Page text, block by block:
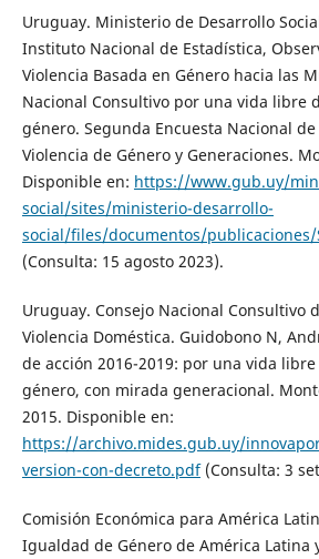
Uruguay. Ministerio de Desarrollo
Instituto Nacional de Estadística,
Violencia Basada en Género hacia las
Nacional Consultivo por una vida libre
género. Segunda Encuesta Nacional
Violencia de Género y Generaciones.
Disponible en: https://www.gub.uy/
social/sites/ministerio-desarrollo-
social/files/documentos/publicaciones/
(Consulta: 15 agosto 2023).
Uruguay. Consejo Nacional Consultivo
Violencia Doméstica. Guidobono N,
de acción 2016-2019: por una vida
género, con mirada generacional.
2015. Disponible en:
https://archivo.mides.gub.uy/
version-con-decreto.pdf(Consulta: 3
Comisión Económica para América
Igualdad de Género de América Latina